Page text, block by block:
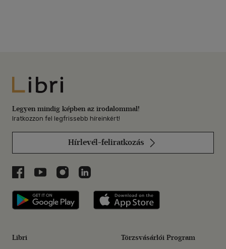
Libri
Legyen mindig képben az irodalommal!
Iratkozzon fel legfrissebb híreinkért!
Hírlevél-feliratkozás
Libri a Facebookon
Libri a Youtube-on
Libri az Instagramon
Libri a LinkedInen
Libri applikáció Szerezd meg: Google
Libri Törzsvásárlói Program